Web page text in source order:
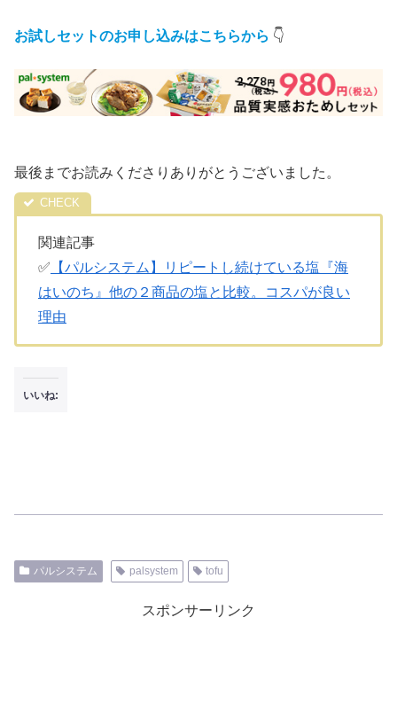
お試しセットのお申し込みはこちらから 👇
最後までお読みくださりありがとうございました。
関連記事
✅ 【パルシステム】リピートし続けている塩『海
はいのち』他の２商品の塩と比較。コスパが良い
理由
いいね:
パルシステム palsystem tofu
スポンサーリンク